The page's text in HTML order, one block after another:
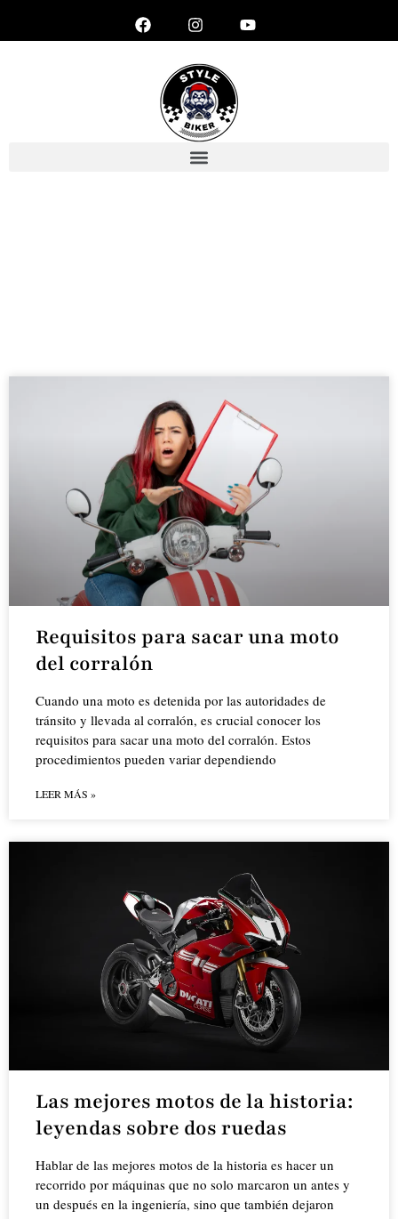
Requisitos para sacar una moto
del corralón
Cuando una moto es detenida por las autoridades de
tránsito y llevada al corralón, es crucial conocer los
requisitos para sacar una moto del corralón. Estos
procedimientos pueden variar dependiendo
LEER MÁS »
Las mejores motos de la historia:
leyendas sobre dos ruedas
Hablar de las mejores motos de la historia es hacer un
recorrido por máquinas que no solo marcaron un antes y
un después en la ingeniería, sino que también dejaron